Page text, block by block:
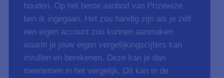
houden. Op het beste aanbod van Prizewize
ben ik ingegaan. Het zou handig zijn als je zelf
een eigen account zou kunnen aanmaken
waarin je jouw eigen vergelijkingscijfers kan
invullen en berekenen. Deze kan je dan
meenemen in het vergelijk. Dit kan in de